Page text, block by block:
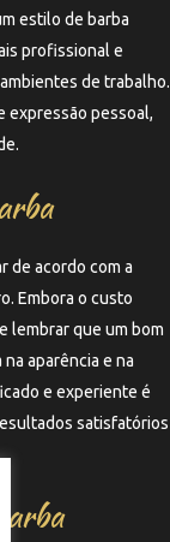
estilo de barba
profissional e
de trabalho.
expressão pessoal,
de acordo com a
Embora o custo
lembrar que um bom
aparência e na
e experiente é
satisfatórios